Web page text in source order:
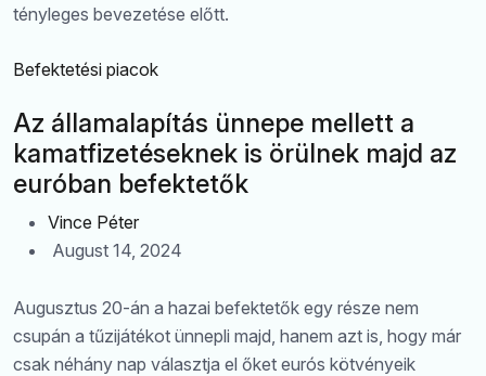
tényleges bevezetése előtt.
Befektetési piacok
Az államalapítás ünnepe mellett a
kamatfizetéseknek is örülnek majd az
euróban befektetők
Vince Péter
August 14, 2024
Augusztus 20-án a hazai befektetők egy része nem
csupán a tűzijátékot ünnepli majd, hanem azt is, hogy már
csak néhány nap választja el őket eurós kötvényeik
Keresés